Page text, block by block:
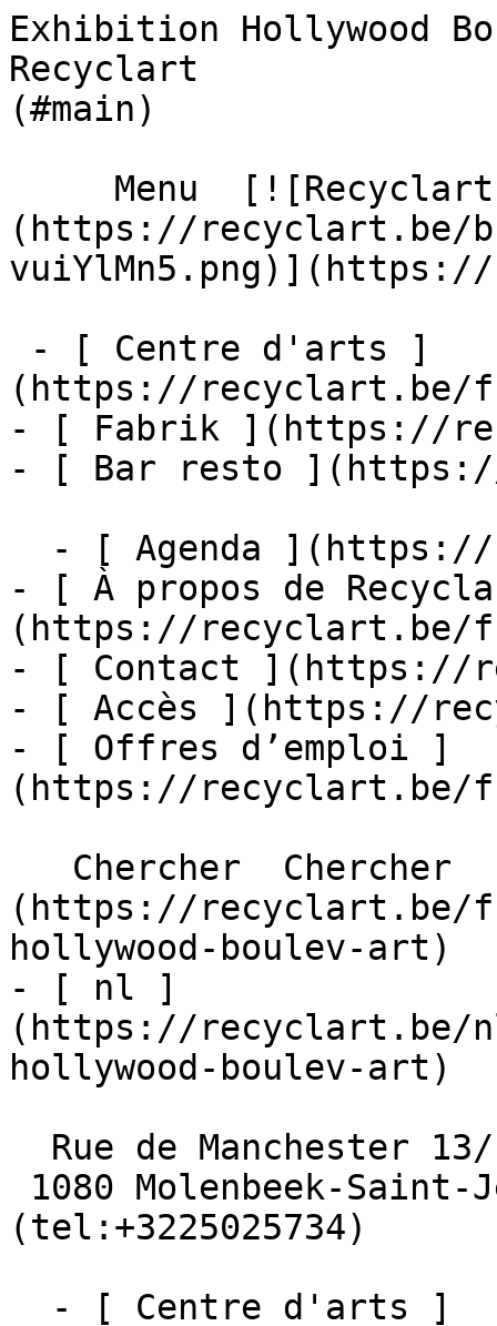
Exhibition Hollywood
Recyclart
(#main)
(https://recyclart.be/
(https://recyclart.be/
- [ Fabrik ](https://
- [ Bar resto
- [ À propos de
(https://recyclart.be/
- [ Contact ](https://
- [ Accès ](https://
- [ Offres d’emploi ]
(https://recyclart.be/
(https://recyclart.be/
hollywood-boulev-art)
- [ nl ]
(https://recyclart.be/
hollywood-boulev-art)
(tel:+3225025734)